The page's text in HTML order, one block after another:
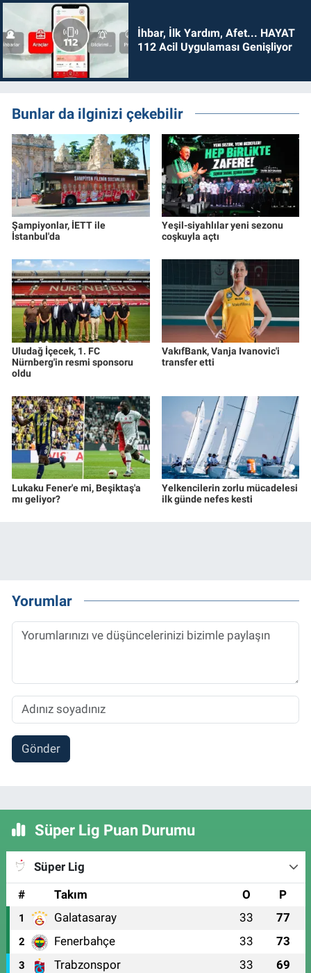
İhbar, İlk Yardım, Afet... HAYAT
112 Acil Uygulaması Genişliyor
Bunlar da ilginizi çekebilir
Şampiyonlar, İETT ile
İstanbul'da
Yeşil-siyahlılar yeni sezonu
coşkuyla açtı
Uludağ İçecek, 1. FC
Nürnberg'in resmi sponsoru
oldu
VakıfBank, Vanja Ivanovic'i
transfer etti
Lukaku Fener'e mi, Beşiktaş'a
mı geliyor?
Yelkencilerin zorlu mücadelesi
ilk günde nefes kesti
Yorumlar
Gönder
Süper Lig Puan Durumu
Süper Lig
#
Takım O P
1 Galatasaray 33 77
2 Fenerbahçe 33 73
3 Trabzonspor 33 69